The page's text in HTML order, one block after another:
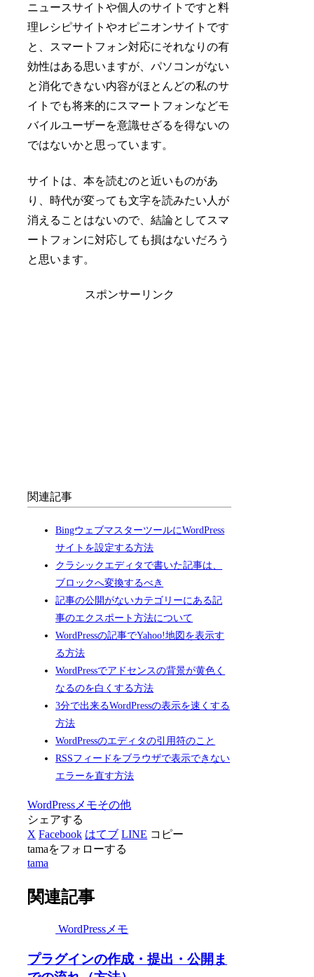
ニュースサイトや個人のサイトですと料
理レシピサイトやオピニオンサイトです
と、スマートフォン対応にそれなりの有
効性はある思いますが、パソコンがない
と消化できない内容がほとんどの私のサ
イトでも将来的にスマートフォンなどモ
バイルユーザーを意識せざるを得ないの
ではないかと思っています。
サイトは、本を読むのと近いものがあ
り、時代が変っても文字を読みたい人が
消えることはないので、結論としてスマ
ートフォンに対応しても損はないだろう
と思います。
スポンサーリンク
関連記事
BingウェブマスターツールにWordPress
サイトを設定する方法
クラシックエディタで書いた記事は、
ブロックへ変換するべき
記事の公開がないカテゴリーにある記
事のエクスポート方法について
WordPressの記事でYahoo!地図を表示す
る方法
WordPressでアドセンスの背景が黄色く
なるのを白くする方法
3分で出来るWordPressの表示を速くする
方法
WordPressのエディタの引用符のこと
RSSフィードをブラウザで表示できない
エラーを直す方法
WordPressメモその他
シェアする
X Facebook はてブ LINE コピー
tamaをフォローする
tama
関連記事
WordPressメモ
プラグインの作成・提出・公開ま